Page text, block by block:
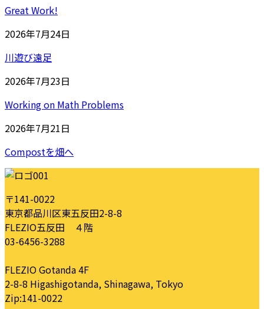
Great Work!
2026年7月24日
川遊び遠足
2026年7月23日
Working on Math Problems
2026年7月21日
Compostを畑へ
〒141-0022
東京都品川区東五反田2-8-8
FLEZIO五反田 ４階
03-6456-3288
FLEZIO Gotanda 4F
2-8-8 Higashigotanda, Shinagawa, Tokyo
Zip:141-0022